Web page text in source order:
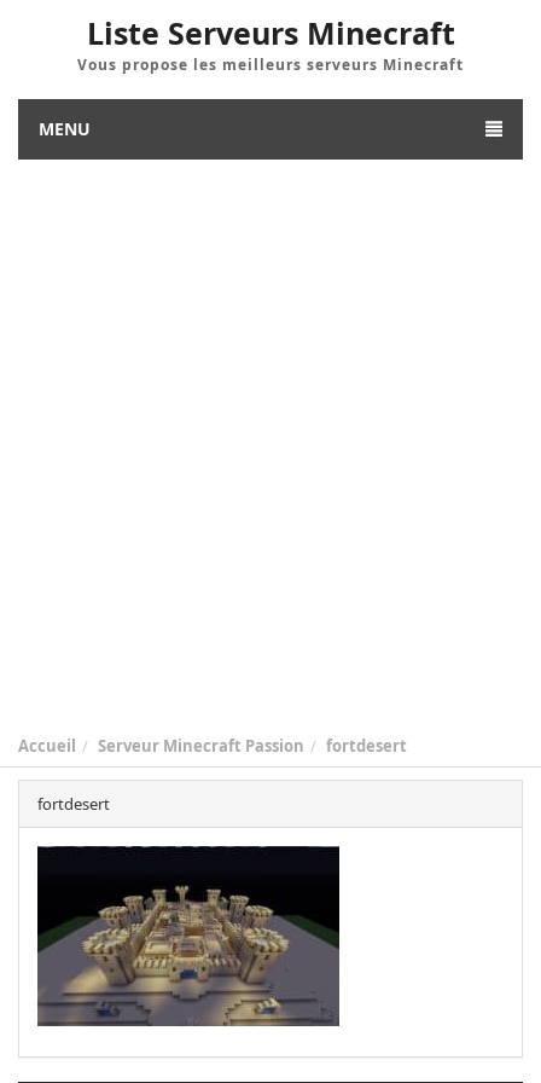
Liste Serveurs Minecraft
Vous propose les meilleurs serveurs Minecraft
MENU
Accueil Serveur Minecraft Passion fortdesert
fortdesert